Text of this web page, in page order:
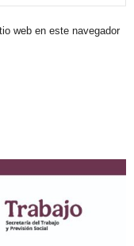
web en este navegador